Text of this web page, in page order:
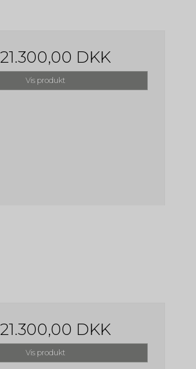
21.300,00 DKK
Vis produkt
21.300,00 DKK
Vis produkt